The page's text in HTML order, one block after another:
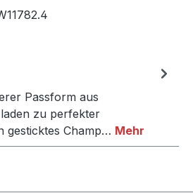
Passform aus
zu perfekter
gesticktes Champ… Mehr